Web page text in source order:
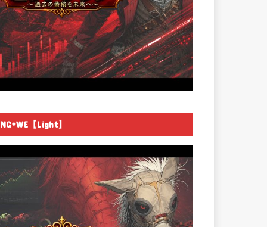
NG+WE【Light】